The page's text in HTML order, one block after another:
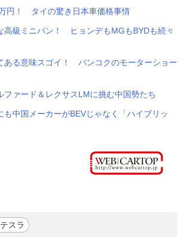
円！ タイの驚き日本車価格事情
高級ミニバン！ ヒョンデもMGもBYDも続々
る意味スゴイ！ バンコクのモーターショー
ァード＆レクサスLMに挑む中国勢たち
中国メーカーがBEVじゃなく「ハイブリッ
スラ